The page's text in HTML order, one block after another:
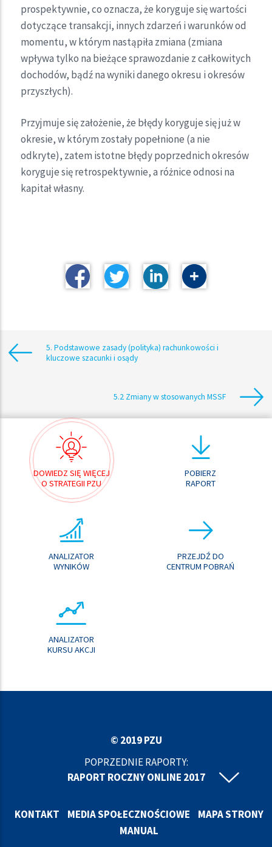
prospektywnie, co oznacza, że koryguje się wartości
dotyczące transakcji, innych zdarzeń i warunków od
momentu, w którym nastąpiła zmiana (zmiana
wpływa tylko na bieżące sprawozdanie z całkowitych
dochodów, bądź na wyniki danego okresu i okresów
przyszłych).
Przyjmuje się założenie, że błędy koryguje się już w
okresie, w którym zostały popełnione (a nie
odkryte), zatem istotne błędy poprzednich okresów
koryguje się retrospektywnie, a różnice odnosi na
kapitał własny.
5. Podstawowe zasady (polityka) rachunkowości i
kluczowe szacunki i osądy
5.2 Zmiany w stosowanych MSSF
DOWIEDZ SIĘ WIĘCEJ
O STRATEGII PZU
POBIERZ
RAPORT
ANALIZATOR
WYNIKÓW
PRZEJDŹ DO
CENTRUM POBRAŃ
ANALIZATOR
KURSU AKCJI
© 2019 PZU
POPRZEDNIE RAPORTY:
RAPORT ROCZNY ONLINE 2017
RAPORT ROCZNY ONLINE 2015
RAPORT ROCZNY ONLINE 2014
RAPORT ROCZNY ONLINE 2013
KONTAKT MEDIA SPOŁECZNOŚCIOWE
MAPA STRONY
MANUAL